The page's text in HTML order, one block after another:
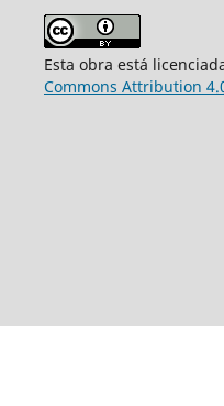
Esta obra está
Commons Attribution